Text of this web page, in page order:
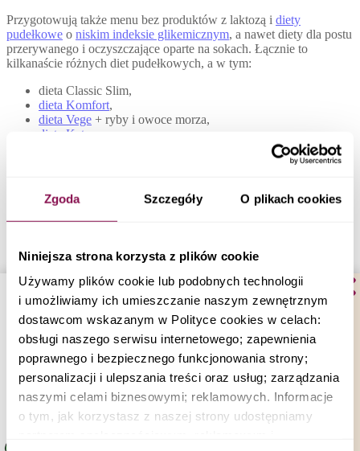
Zgoda Szczegóły O plikach cookies
Niniejsza strona korzysta z plików cookie
Używamy plików cookie lub podobnych technologii
i umożliwiamy ich umieszczanie naszym zewnętrznym
dostawcom wskazanym w Polityce cookies w celach:
obsługi naszego serwisu internetowego; zapewnienia
poprawnego i bezpiecznego funkcjonowania strony;
personalizacji i ulepszania treści oraz usług; zarządzania
naszymi celami biznesowymi; reklamowych. Informacje
o tym, jak korzystasz z naszej strony udostępniamy
Przygotowują także menu bez produktów z laktozą i diety
pudełkowe o niskim indeksie glikemicznym, a nawet diety dla postu
przerywanego i oczyszczające oparte na sokach. Łącznie to
kilkanaście różnych diet pudełkowych, a w tym:
dieta Classic Slim,
dieta Komfort,
dieta Vege + ryby i owoce morza,
dieta Keto
Zdrowe i zbilansowane posiłki mobilnego
Podróże kulinarne z Burak Dieta to nie tylko odkrywanie nowych
smaków, ale również dbanie o zdrowie i dobrą formę. Każde
przygotowane danie jest starannie zbilansowane pod względem
składników odżywczych i kaloryczności. Mobilny catering Burak
Dieta dba o to, abyś otrzymywał/a posiłki bogate w wartości
odżywcze, odpowiednio zbilansowane i dopasowane do Twoich
indywidualnych potrzeb.
Podróże Kulinarne z Burak Dieta – Kuchnie Świata